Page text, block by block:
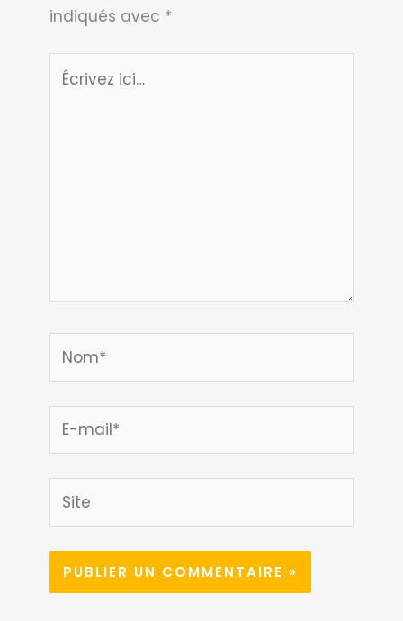
indiqués avec *
Écrivez
Nom*
E-
Site